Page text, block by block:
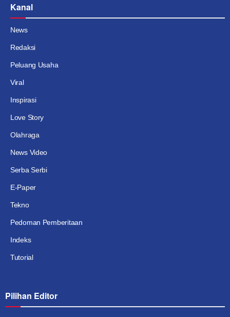
Kanal
News
Redaksi
Peluang Usaha
Viral
Inspirasi
Love Story
Olahraga
News Video
Serba Serbi
E-Paper
Tekno
Pedoman Pemberitaan
Indeks
Tutorial
Pilihan Editor